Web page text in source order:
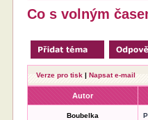
Co s volným
Verze pro tisk |Napsat e-mail
Autor
Boubelka